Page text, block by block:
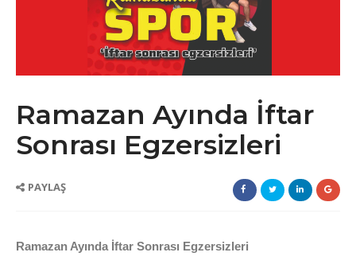
Ramazan Ayında İftar
Sonrası Egzersizleri
PAYLAŞ
Ramazan Ayında İftar Sonrası Egzersizleri